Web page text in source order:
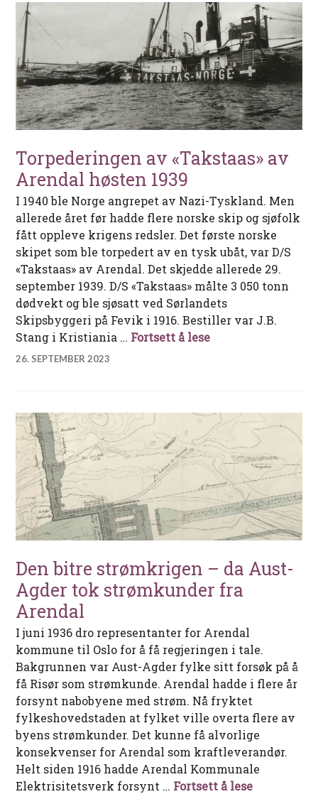
Torpederingen av «Takstaas» av
Arendal høsten 1939
I 1940 ble Norge angrepet av Nazi-Tyskland. Men
allerede året før hadde flere norske skip og sjøfolk
fått oppleve krigens redsler. Det første norske
skipet som ble torpedert av en tysk ubåt, var D/S
«Takstaas» av Arendal. Det skjedde allerede 29.
september 1939. D/S «Takstaas» målte 3 050 tonn
dødvekt og ble sjøsatt ved Sørlandets
Skipsbyggeri på Fevik i 1916. Bestiller var J.B.
Stang i Kristiania … Fortsett å leseTorpederingen av
26. SEPTEMBER 2023
Den bitre strømkrigen – da Aust-
Agder tok strømkunder fra
Arendal
I juni 1936 dro representanter for Arendal
kommune til Oslo for å få regjeringen i tale.
Bakgrunnen var Aust-Agder fylke sitt forsøk på å
få Risør som strømkunde. Arendal hadde i flere år
forsynt nabobyene med strøm. Nå fryktet
fylkeshovedstaden at fylket ville overta flere av
byens strømkunder. Det kunne få alvorlige
konsekvenser for Arendal som kraftleverandør.
Helt siden 1916 hadde Arendal Kommunale
Elektrisitetsverk forsynt … Fortsett å leseDen bitre